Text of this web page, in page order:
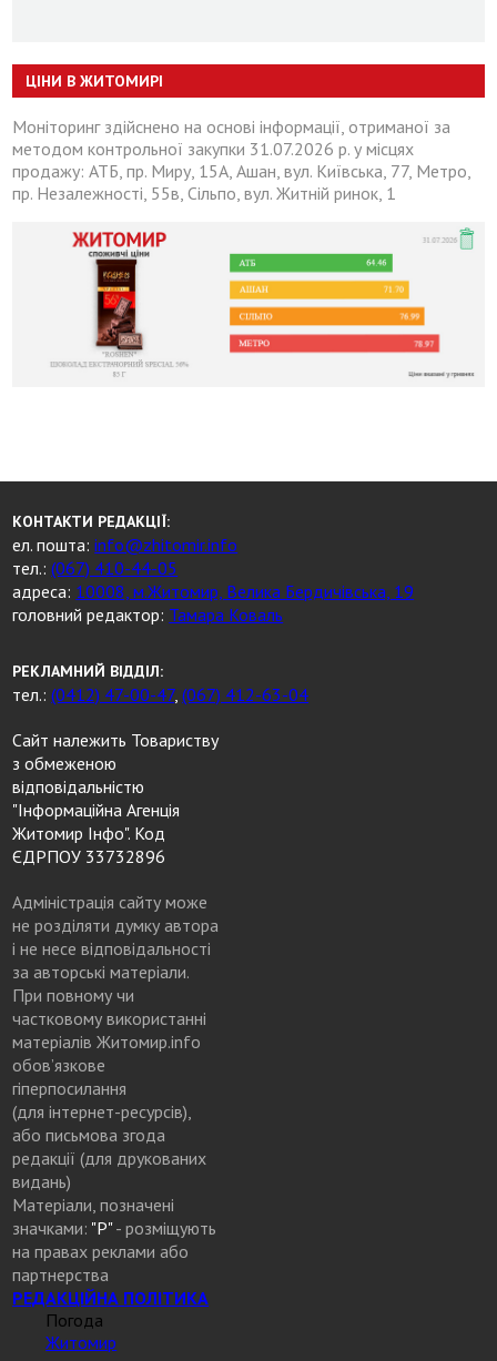
ЦІНИ В ЖИТОМИРІ
Моніторинг здійснено на основі інформації, отриманої за
методом контрольної закупки 31.07.2026 р. у місцях
продажу: АТБ, пр. Миру, 15А, Ашан, вул. Київська, 77, Метро,
пр. Незалежності, 55в, Сільпо, вул. Житній ринок, 1
КОНТАКТИ РЕДАКЦІЇ:
ел. пошта:info@zhitomir.info
тел.:(067) 410-44-05
адреса: 10008, м.Житомир, Велика Бердичівська, 19
головний редактор: Тамара Коваль
РЕКЛАМНИЙ ВІДДІЛ:
тел.:(0412) 47-00-47,(067) 412-63-04
Сайт належить Товариству
з обмеженою
відповідальністю
"Інформаційна Агенція
Житомир Інфо". Код
ЄДРПОУ 33732896
Адміністрація сайту може
не розділяти думку автора
і не несе відповідальності
за авторські матеріали.
При повному чи
частковому використанні
матеріалів Житомир.info
обов’язкове
гіперпосилання
(для інтернет-ресурсів),
або письмова згода
редакції (для друкованих
видань)
Матеріали, позначені
значками: "Р"- розміщують
на правах реклами або
партнерства
РЕДАКЦІЙНА ПОЛІТИКА
Погода
Житомир